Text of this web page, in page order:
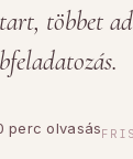
többet
perc olvasás